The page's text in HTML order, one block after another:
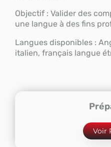
Objectif : Valider des
une langue à des fins
Langues disponibles :
italien, français langue
Voir